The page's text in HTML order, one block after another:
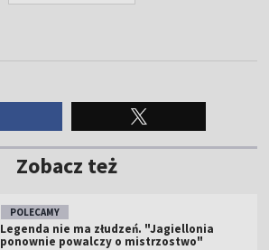
Zobacz też
POLECAMY
Legenda nie ma złudzeń. "Jagiellonia
ponownie powalczy o mistrzostwo"